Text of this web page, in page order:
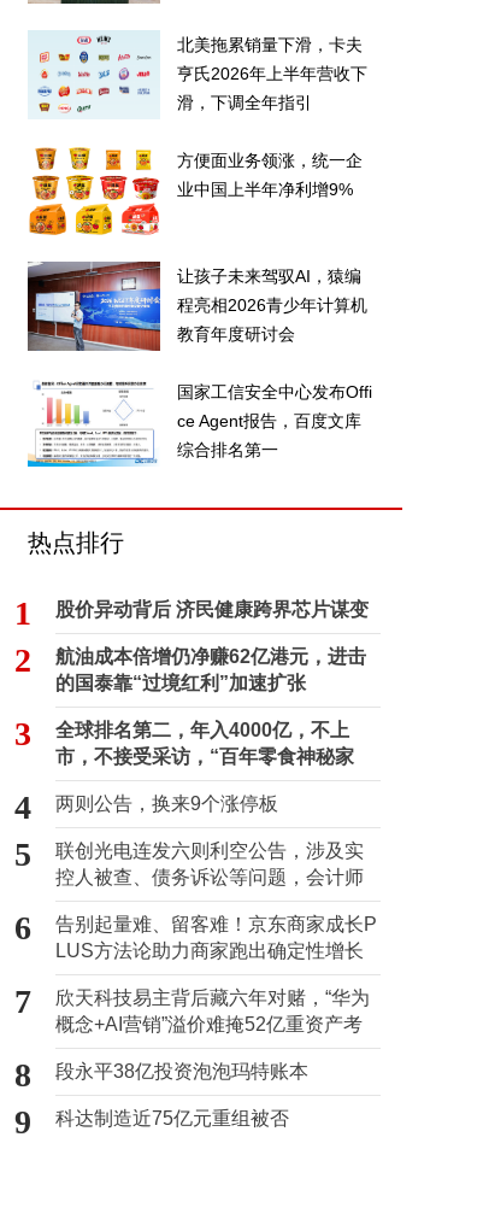
北美拖累销量下滑，卡夫
亨氏2026年上半年营收下
滑，下调全年指引
方便面业务领涨，统一企
业中国上半年净利增9%
让孩子未来驾驭AI，猿编
程亮相2026青少年计算机
教育年度研讨会
国家工信安全中心发布Offi
ce Agent报告，百度文库
综合排名第一
热点排行
1 股价异动背后 济民健康跨界芯片谋变
2
航油成本倍增仍净赚62亿港元，进击
的国泰靠“过境红利”加速扩张
3
全球排名第二，年入4000亿，不上
市，不接受采访，“百年零食神秘家
族”浮出水面？
4 两则公告，换来9个涨停板
5
联创光电连发六则利空公告，涉及实
控人被查、债务诉讼等问题，会计师
事务所曾出具“保留意见”
6
告别起量难、留客难！京东商家成长P
LUS方法论助力商家跑出确定性增长
路径
7
欣天科技易主背后藏六年对赌，“华为
概念+AI营销”溢价难掩52亿重资产考
验
8 段永平38亿投资泡泡玛特账本
9 科达制造近75亿元重组被否